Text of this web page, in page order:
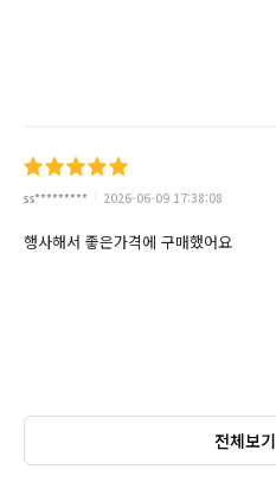
ss********* 2026-06-09 17:38:08
행사해서 좋은가격에 구매했어요
전체보기